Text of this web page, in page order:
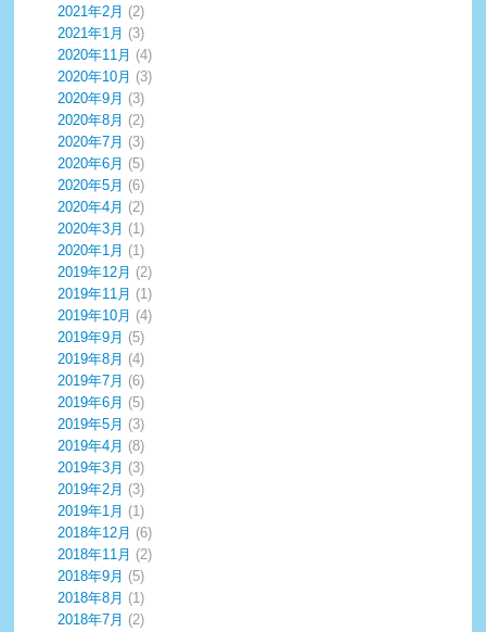
2021年2月 (2)
2021年1月 (3)
2020年11月 (4)
2020年10月 (3)
2020年9月 (3)
2020年8月 (2)
2020年7月 (3)
2020年6月 (5)
2020年5月 (6)
2020年4月 (2)
2020年3月 (1)
2020年1月 (1)
2019年12月 (2)
2019年11月 (1)
2019年10月 (4)
2019年9月 (5)
2019年8月 (4)
2019年7月 (6)
2019年6月 (5)
2019年5月 (3)
2019年4月 (8)
2019年3月 (3)
2019年2月 (3)
2019年1月 (1)
2018年12月 (6)
2018年11月 (2)
2018年9月 (5)
2018年8月 (1)
2018年7月 (2)